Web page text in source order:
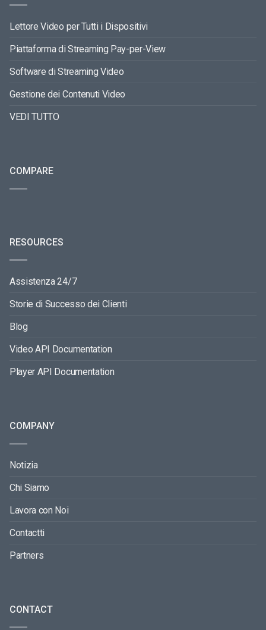
Lettore Video per Tutti i Dispositivi
Piattaforma di Streaming Pay-per-View
Software di Streaming Video
Gestione dei Contenuti Video
VEDI TUTTO
COMPARE
RESOURCES
Assistenza 24/7
Storie di Successo dei Clienti
Blog
Video API Documentation
Player API Documentation
COMPANY
Notizia
Chi Siamo
Lavora con Noi
Contactti
Partners
CONTACT